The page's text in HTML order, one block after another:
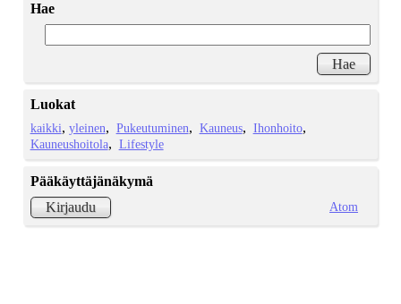
Hae
Luokat
kaikki yleinen Pukeutuminen Kauneus
Ihonhoito
Kauneushoitola
Lifestyle
Pääkäyttäjänäkymä
Kirjaudu
Atom